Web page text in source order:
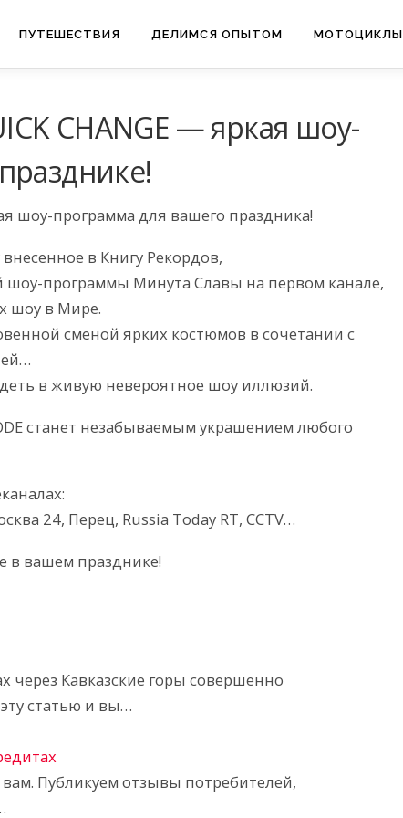
ПУТЕШЕСТВИЯ ДЕЛИМСЯ ОПЫТОМ МОТОЦИКЛЫ
CHANGE — яркая шоу-
шоу-программа для вашего праздника!
внесенное в Книгу Рекордов,
программы Минута Cлавы на первом канале,
шоу в Мире.
сменой ярких костюмов в сочетании с
в живую невероятное шоу иллюзий.
станет незабываемым украшением любого
24, Перец, Russia Today RT, CCTV…
в вашем празднике!
через Кавказские горы совершенно
статью и вы…
Публикуем отзывы потребителей,